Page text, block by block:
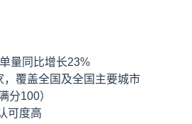
量同比增长23%
覆盖全国及全国主要城市
分100）
可度高